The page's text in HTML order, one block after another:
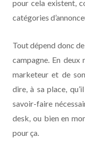
pour cela existent,
catégories
Tout dépend donc
campagne. En
marketeur et de
dire, à sa place,
savoir-faire
desk, ou bien en
pour ça.